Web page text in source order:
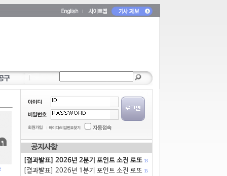
공지사항
[결과발표] 2026년 2분기 포인트 소진 로또 13
[결과발표] 2026년 1분기 포인트 소진 로또 15